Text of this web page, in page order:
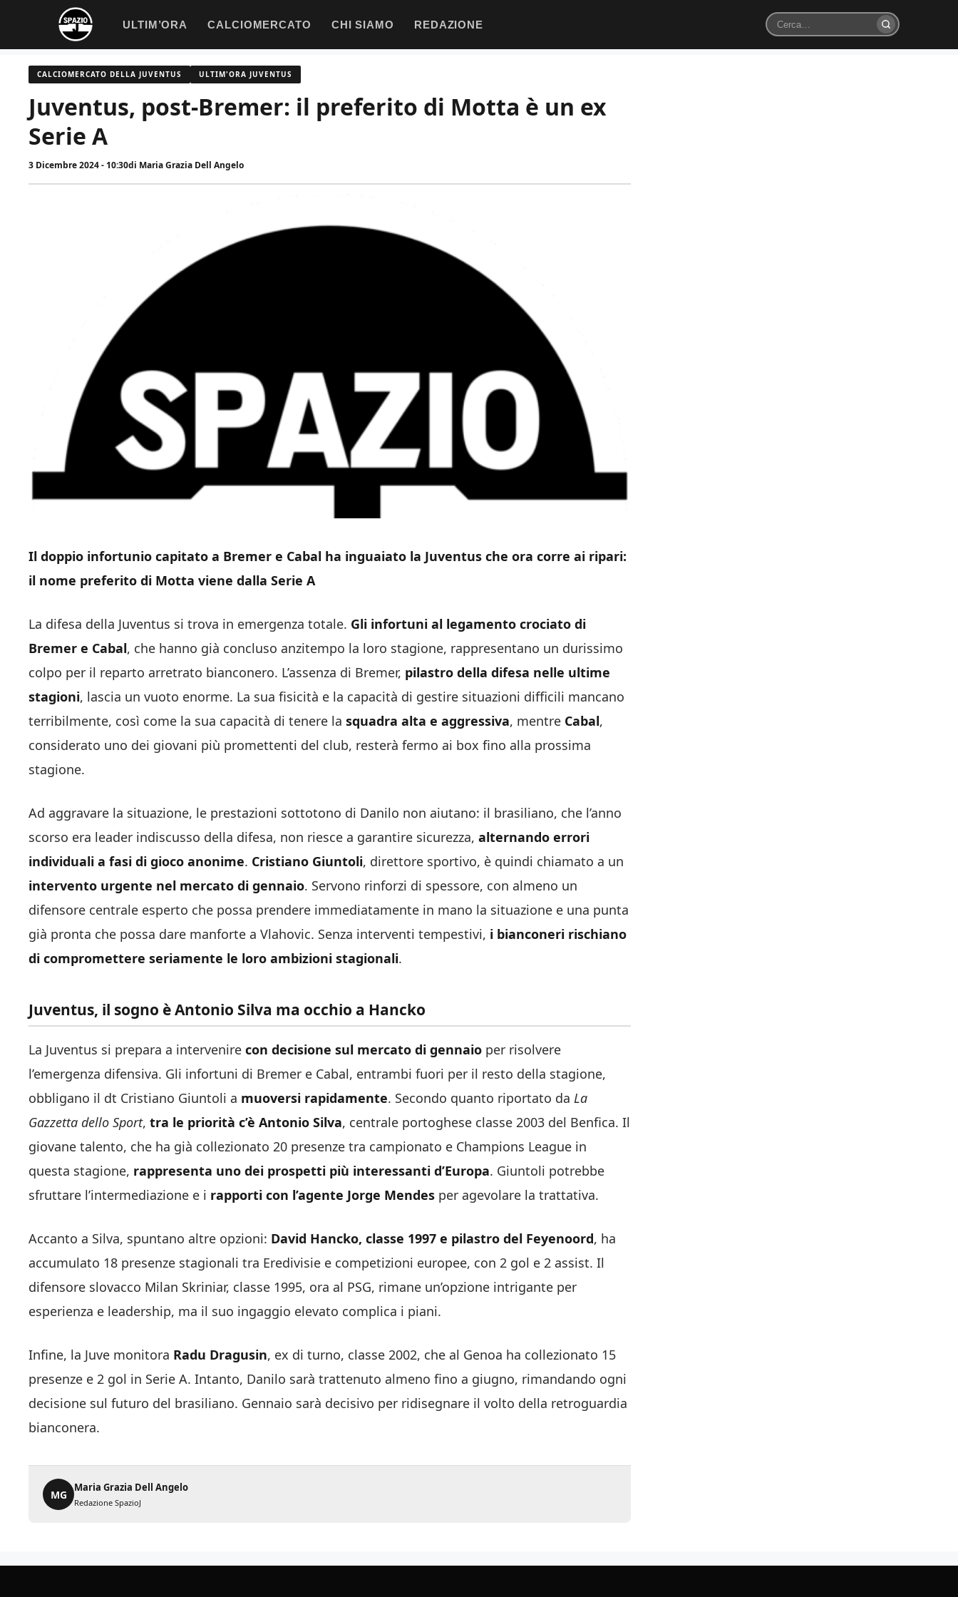
contenuto
ULTIM’ORA CALCIOMERCATO CHI SIAMO REDAZIONE
Cerca
CALCIOMERCATO DELLA JUVENTUS ULTIM'ORA JUVENTUS
Juventus, post-Bremer: il preferito di Motta è un ex
Serie A
3 Dicembre 2024 - 10:30di Maria Grazia Dell Angelo
Il doppio infortunio capitato a Bremer e Cabal ha inguaiato la Juventus che ora corre ai ripari:
il nome preferito di Motta viene dalla Serie A
La difesa della Juventus si trova in emergenza totale. Gli infortuni al legamento crociato di
Bremer e Cabal, che hanno già concluso anzitempo la loro stagione, rappresentano un durissimo
colpo per il reparto arretrato bianconero. L’assenza di Bremer, pilastro della difesa nelle ultime
stagioni, lascia un vuoto enorme. La sua fisicità e la capacità di gestire situazioni difficili mancano
terribilmente, così come la sua capacità di tenere la squadra alta e aggressiva, mentre Cabal,
considerato uno dei giovani più promettenti del club, resterà fermo ai box fino alla prossima
stagione.
Ad aggravare la situazione, le prestazioni sottotono di Danilo non aiutano: il brasiliano, che l’anno
scorso era leader indiscusso della difesa, non riesce a garantire sicurezza, alternando errori
individuali a fasi di gioco anonime. Cristiano Giuntoli, direttore sportivo, è quindi chiamato a un
intervento urgente nel mercato di gennaio. Servono rinforzi di spessore, con almeno un
difensore centrale esperto che possa prendere immediatamente in mano la situazione e una punta
già pronta che possa dare manforte a Vlahovic. Senza interventi tempestivi, i bianconeri rischiano
di compromettere seriamente le loro ambizioni stagionali.
Juventus, il sogno è Antonio Silva ma occhio a Hancko
La Juventus si prepara a intervenire con decisione sul mercato di gennaio per risolvere
l’emergenza difensiva. Gli infortuni di Bremer e Cabal, entrambi fuori per il resto della stagione,
obbligano il dt Cristiano Giuntoli a muoversi rapidamente. Secondo quanto riportato da La
Gazzetta dello Sport, tra le priorità c’è Antonio Silva, centrale portoghese classe 2003 del Benfica. Il
giovane talento, che ha già collezionato 20 presenze tra campionato e Champions League in
questa stagione, rappresenta uno dei prospetti più interessanti d’Europa. Giuntoli potrebbe
sfruttare l’intermediazione e i rapporti con l’agente Jorge Mendes per agevolare la trattativa.
Accanto a Silva, spuntano altre opzioni: David Hancko, classe 1997 e pilastro del Feyenoord, ha
accumulato 18 presenze stagionali tra Eredivisie e competizioni europee, con 2 gol e 2 assist. Il
difensore slovacco Milan Skriniar, classe 1995, ora al PSG, rimane un’opzione intrigante per
esperienza e leadership, ma il suo ingaggio elevato complica i piani.
Infine, la Juve monitora Radu Dragusin, ex di turno, classe 2002, che al Genoa ha collezionato 15
presenze e 2 gol in Serie A. Intanto, Danilo sarà trattenuto almeno fino a giugno, rimandando ogni
decisione sul futuro del brasiliano. Gennaio sarà decisivo per ridisegnare il volto della retroguardia
bianconera.
MG
Maria Grazia Dell Angelo
Redazione SpazioJ